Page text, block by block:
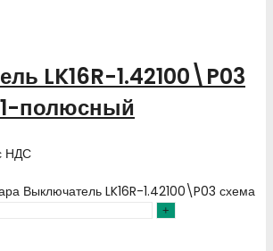
LK16R-1.42100\P03
1-полюсный
НДС
Выключатель LK16R-1.42100\P03 схема